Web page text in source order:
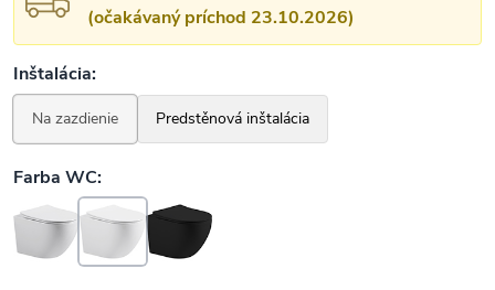
(očakávaný príchod 23.10.2026)